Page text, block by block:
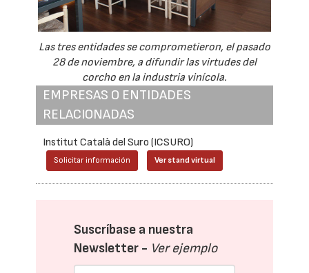
Las tres entidades se comprometieron, el pasado
28 de noviembre, a difundir las virtudes del
corcho en la industria vinícola.
EMPRESAS O ENTIDADES
RELACIONADAS
Institut Català del Suro (ICSURO)
Solicitar información Ver stand virtual
Suscríbase a nuestra
Newsletter - Ver ejemplo